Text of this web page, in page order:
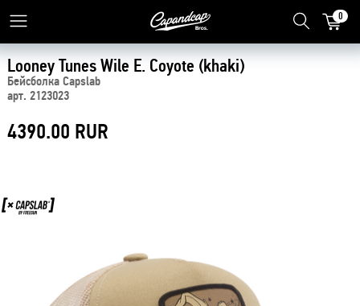
0
Looney Tunes Wile E. Coyote (khaki)
Бейсболка Capslab
арт. 2123023